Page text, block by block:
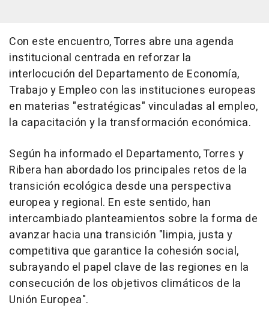
Con este encuentro, Torres abre una agenda
institucional centrada en reforzar la
interlocución del Departamento de Economía,
Trabajo y Empleo con las instituciones europeas
en materias "estratégicas" vinculadas al empleo,
la capacitación y la transformación económica.
Según ha informado el Departamento, Torres y
Ribera han abordado los principales retos de la
transición ecológica desde una perspectiva
europea y regional. En este sentido, han
intercambiado planteamientos sobre la forma de
avanzar hacia una transición "limpia, justa y
competitiva que garantice la cohesión social,
subrayando el papel clave de las regiones en la
consecución de los objetivos climáticos de la
Unión Europea".